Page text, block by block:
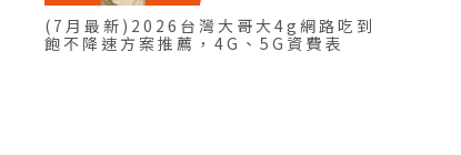
(7月最新)2026台灣大哥大4g網路吃到
飽不降速方案推薦，4G、5G資費表